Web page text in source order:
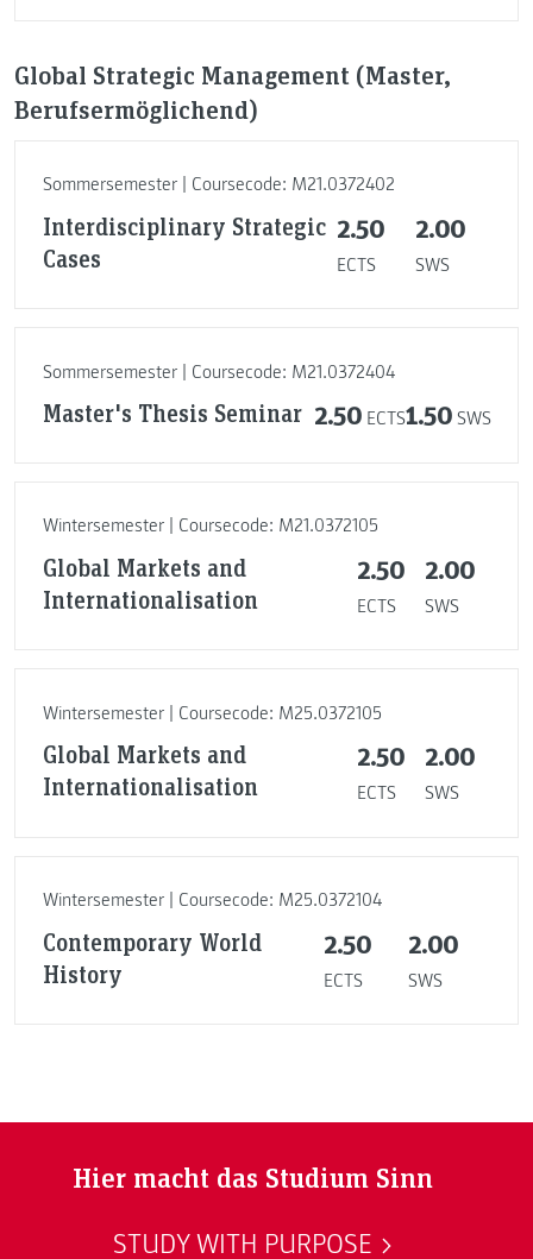
Global Strategic Management (Master,
Berufsermöglichend)
Sommersemester | Coursecode: M21.0372402
Interdisciplinary Strategic
Cases
2.50
ECTS
2.00
SWS
Sommersemester | Coursecode: M21.0372404
Master's Thesis Seminar 2.50 ECTS1.50 SWS
Wintersemester | Coursecode: M21.0372105
Global Markets and
Internationalisation
2.50
ECTS
2.00
SWS
Wintersemester | Coursecode: M25.0372105
Global Markets and
Internationalisation
2.50
ECTS
2.00
SWS
Wintersemester | Coursecode: M25.0372104
Contemporary World
History
2.50
ECTS
2.00
SWS
Hier macht das Studium Sinn
STUDY WITH PURPOSE